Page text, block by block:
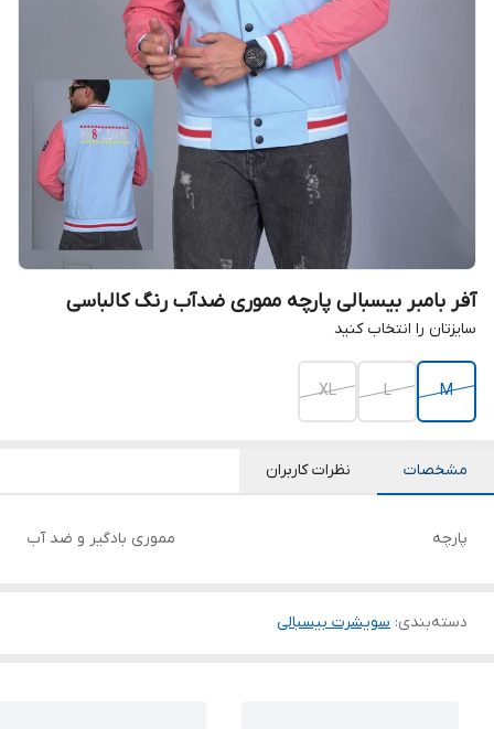
آفر بامبر بیسبالی پارچه مموری ضدآب رنگ کالباسی
سایزتان را انتخاب کنید
M
L
XL
مشخصات نظرات کاربران
پارچه مموری بادگیر و ضد آب
دسته‌بندی: سویشرت بیسبالی